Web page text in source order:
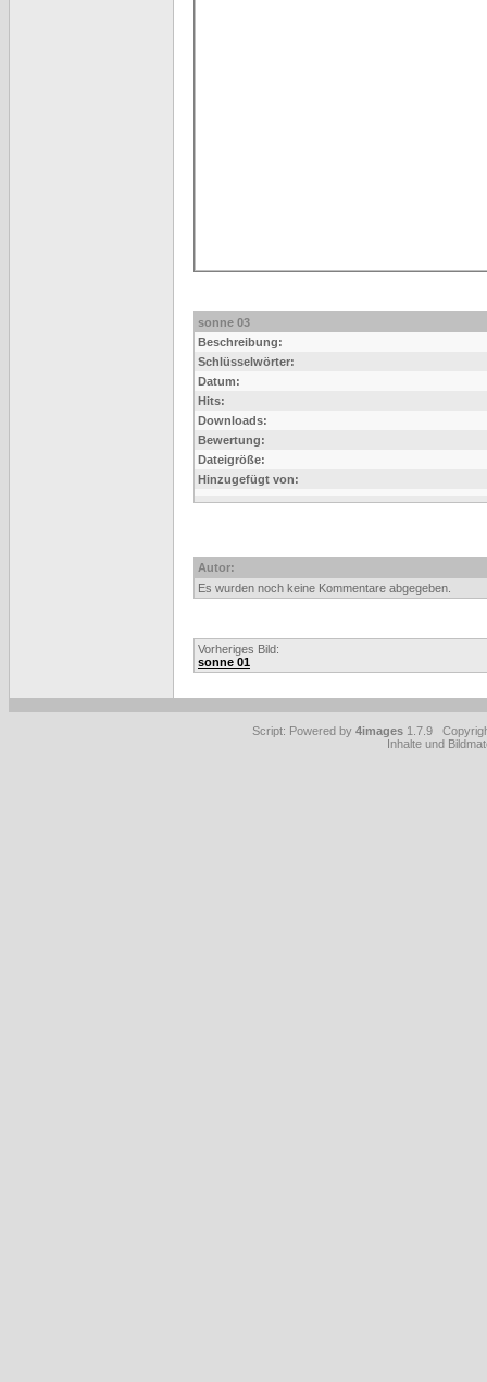
sonne 03
Beschreibung:
Schlüsselwörter:
Datum:
Hits:
Downloads:
Bewertung:
Dateigröße:
Hinzugefügt von:
Autor:
Es wurden noch keine Kommentare abgegeben.
Vorheriges Bild:
sonne 01
Script: Powered by 4images 1.7.9
Inhalte und